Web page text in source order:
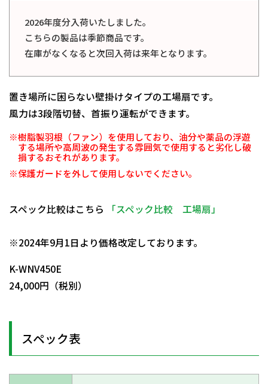
2026年度分入荷いたしました。
こちらの製品は季節商品です。
在庫がなくなると次回入荷は来年となります。
置き場所に困らない壁掛けタイプの工場扇です。
風力は3段階切替、首振り運転ができます。
※樹脂製羽根（ファン）を使用しており、油分や薬品の浮遊
する場所や高周波の発生する雰囲気で使用すると劣化し破
損するおそれがあります。
※保護ガードを外して使用しないでください。
スペック比較はこちら
「スペック比較 工場扇」
※2024年9月1日より価格改定しております。
K-WNV450E
24,000円（税別）
スペック表